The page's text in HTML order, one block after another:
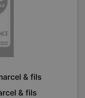
& fils
& fils